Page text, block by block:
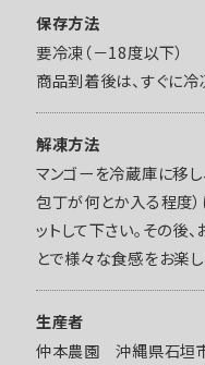
保存方法
要冷凍（－18度以下）
商品到着後は、すぐに冷
解凍方法
マンゴーを冷蔵庫に移し
包丁が何とか入る程度
ットして下さい。その後
とで様々な食感をお楽
生産者
仲本農園 沖縄県石垣